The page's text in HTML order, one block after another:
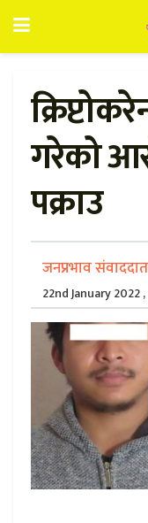
गरेको
पक्राउ
जनप्रभाव
22nd January 2022 ,